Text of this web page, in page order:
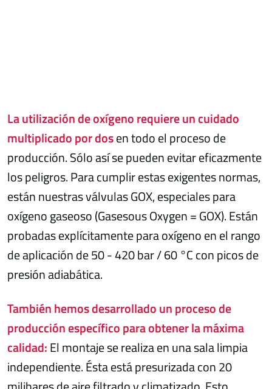
La utilización de oxígeno requiere un cuidado
multiplicado por dosen todo el proceso de
producción. Sólo así se pueden evitar eficazmente
los peligros. Para cumplir estas exigentes normas,
están nuestras válvulas GOX, especiales para
oxígeno gaseoso (Gasesous Oxygen = GOX). Están
probadas explícitamente para oxígeno en el rango
de aplicación de 50 - 420 bar / 60 °C con picos de
presión adiabática.
También hemos desarrollado un proceso de
producción específico para obtener la máxima
calidad:El montaje se realiza en una sala limpia
independiente. Ésta está presurizada con 20
milibares de aire filtrado y climatizado. Esto